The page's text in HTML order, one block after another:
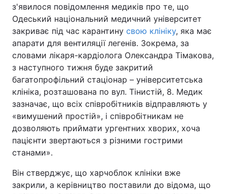
з'явилося повідомлення медиків про те, що
Одеський національний медичний університет
закриває під час карантину свою клініку, яка має
апарати для вентиляції легенів. Зокрема, за
словами лікаря-кардіолога Олександра Тімакова,
з наступного тижня буде закритий
багатопрофільний стаціонар – університетська
клініка, розташована по вул. Тінистій, 8. Медик
зазначає, що всіх співробітників відправляють у
«вимушений простій», і співробітникам не
дозволяють приймати ургентних хворих, хоча
пацієнти звертаються з різними гострими
станами».
Він стверджує, що харчоблок клініки вже
закрили, а керівництво поставили до відома, що